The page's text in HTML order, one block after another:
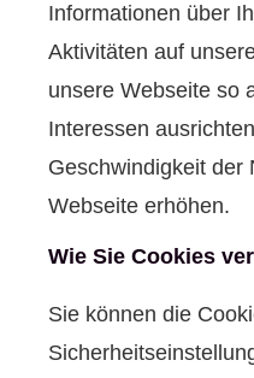
Informationen über
Aktivitäten auf
unsere Webseite so
Interessen
Geschwindigkeit der
Webseite erhöhen.
Wie Sie Cookies
Sie können die